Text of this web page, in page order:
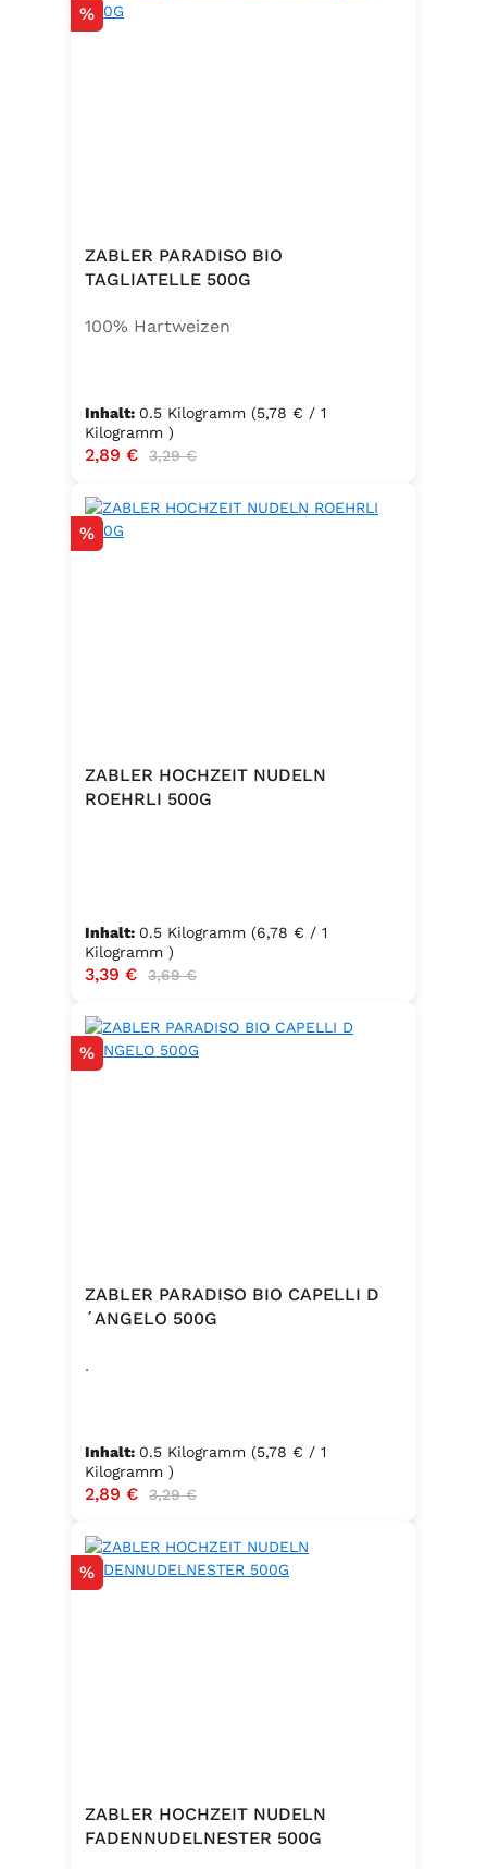
Rabatt
%
ZABLER PARADISO BIO
TAGLIATELLE 500G
100% Hartweizen
Inhalt: 0.5 Kilogramm (5,78 € / 1
Kilogramm )
Verkaufspreis:
2,89 € Regulärer Preis:
3,29 €
Rabatt
%
ZABLER HOCHZEIT NUDELN
ROEHRLI 500G
Inhalt: 0.5 Kilogramm (6,78 € / 1
Kilogramm )
Verkaufspreis:
3,39 € Regulärer Preis:
3,69 €
Rabatt
%
ZABLER PARADISO BIO CAPELLI D
´ANGELO 500G
.
Inhalt: 0.5 Kilogramm (5,78 € / 1
Kilogramm )
Verkaufspreis:
2,89 € Regulärer Preis:
3,29 €
Rabatt
%
ZABLER HOCHZEIT NUDELN
FADENNUDELNESTER 500G